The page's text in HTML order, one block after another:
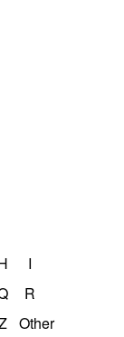
I
R
Other